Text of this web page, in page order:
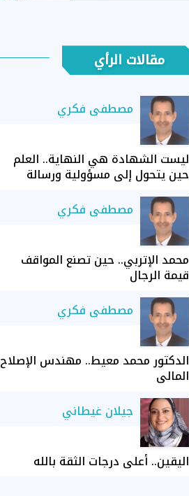
مقالات الرأي
مصطفى فكري
ليست الشهادة هي النهاية.. العلم
حين يتحول إلى مسؤولية ورسالة
مصطفى فكري
محمد الإتربي.. حين تصنع المواقف
قيمة الرجال
مصطفى فكري
الدكتور محمد معيط.. مهندس الإصلاح
المالي
جيلان غيطاني
اليقين.. أعلى درجات الثقة بالله